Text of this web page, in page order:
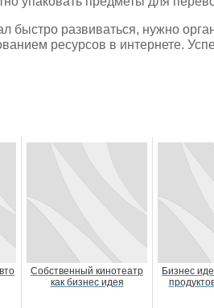
быстро развиваться, нужно
ресурсов в интернете.
Собственный кинотеатр
как бизнес идея
Бизнес